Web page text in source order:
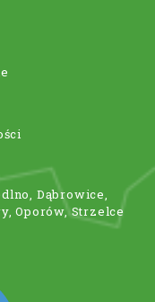
Dąbrowice,
Oporów, Strzelce